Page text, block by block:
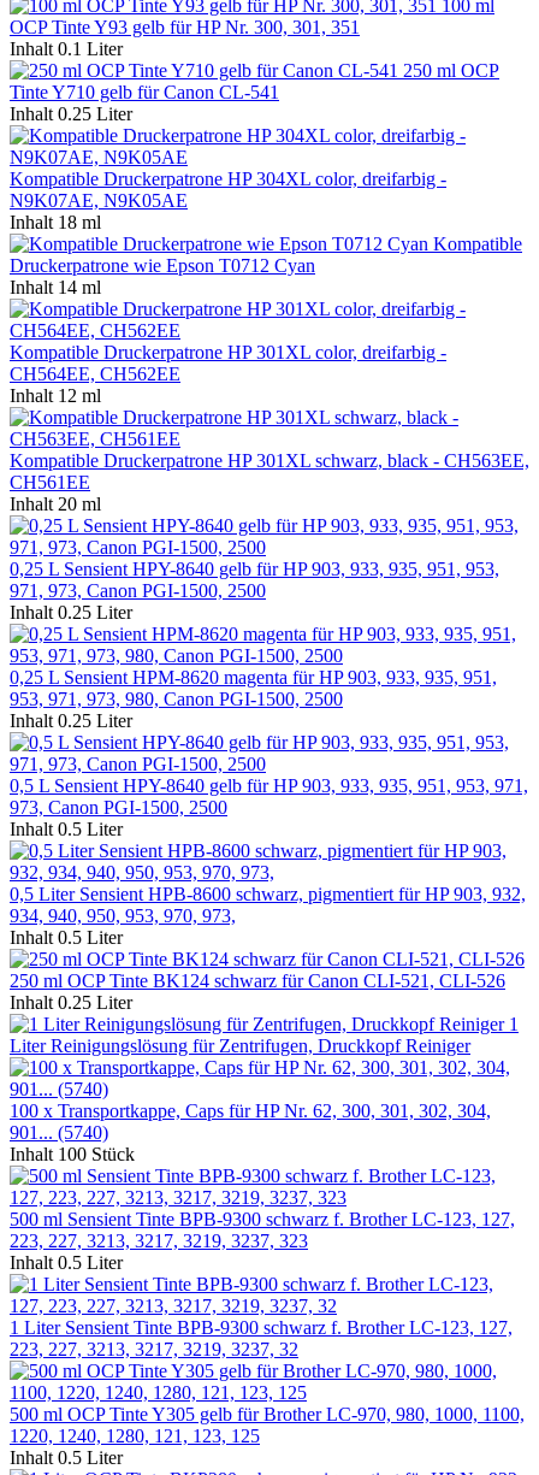
100 ml
OCP Tinte Y93 gelb für HP Nr. 300, 301, 351
Inhalt 0.1 Liter
250 ml OCP
Tinte Y710 gelb für Canon CL-541
Inhalt 0.25 Liter
Kompatible Druckerpatrone HP 304XL color, dreifarbig -
N9K07AE, N9K05AE
Inhalt 18 ml
Kompatible
Druckerpatrone wie Epson T0712 Cyan
Inhalt 14 ml
Kompatible Druckerpatrone HP 301XL color, dreifarbig -
CH564EE, CH562EE
Inhalt 12 ml
Kompatible Druckerpatrone HP 301XL schwarz, black - CH563EE,
CH561EE
Inhalt 20 ml
0,25 L Sensient HPY-8640 gelb für HP 903, 933, 935, 951, 953,
971, 973, Canon PGI-1500, 2500
Inhalt 0.25 Liter
0,25 L Sensient HPM-8620 magenta für HP 903, 933, 935, 951,
953, 971, 973, 980, Canon PGI-1500, 2500
Inhalt 0.25 Liter
0,5 L Sensient HPY-8640 gelb für HP 903, 933, 935, 951, 953, 971,
973, Canon PGI-1500, 2500
Inhalt 0.5 Liter
0,5 Liter Sensient HPB-8600 schwarz, pigmentiert für HP 903, 932,
934, 940, 950, 953, 970, 973,
Inhalt 0.5 Liter
250 ml OCP Tinte BK124 schwarz für Canon CLI-521, CLI-526
Inhalt 0.25 Liter
1
Liter Reinigungslösung für Zentrifugen, Druckkopf Reiniger
100 x Transportkappe, Caps für HP Nr. 62, 300, 301, 302, 304,
901... (5740)
Inhalt 100 Stück
500 ml Sensient Tinte BPB-9300 schwarz f. Brother LC-123, 127,
223, 227, 3213, 3217, 3219, 3237, 323
Inhalt 0.5 Liter
1 Liter Sensient Tinte BPB-9300 schwarz f. Brother LC-123, 127,
223, 227, 3213, 3217, 3219, 3237, 32
500 ml OCP Tinte Y305 gelb für Brother LC-970, 980, 1000, 1100,
1220, 1240, 1280, 121, 123, 125
Inhalt 0.5 Liter